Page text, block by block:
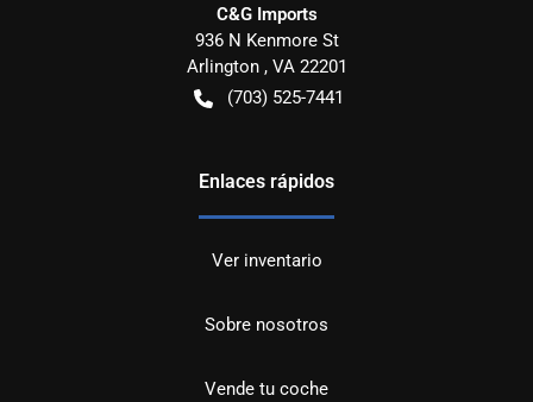
C&G Imports
936 N Kenmore St
Arlington, VA 22201
(703) 525-7441
Enlaces rápidos
Ver inventario
Sobre nosotros
Vende tu coche